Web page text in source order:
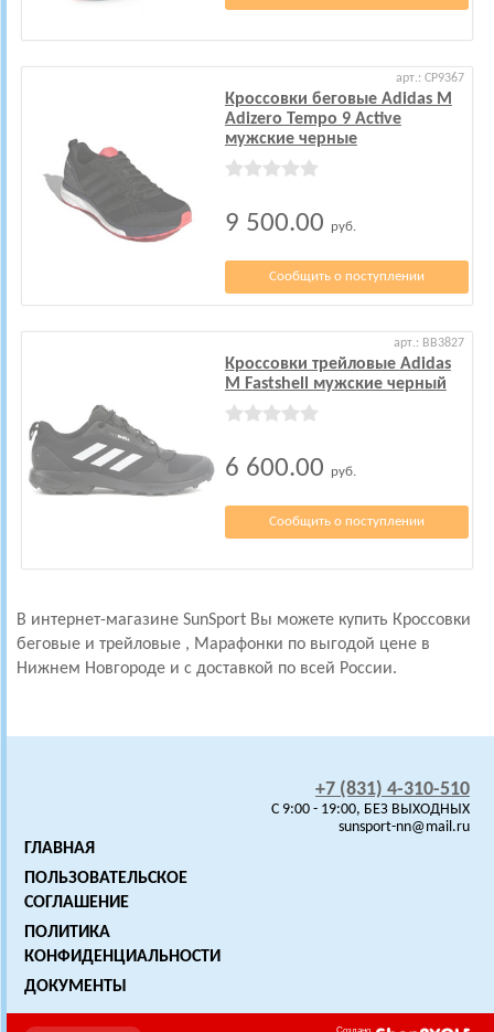
арт.: CP9367
Кроссовки беговые Adidas M
Adizero Tempo 9 Active
мужские черные
9 500.00 руб.
Сообщить о поступлении
арт.: BB3827
Кроссовки трейловые Adidas
M Fastshell мужские черный
6 600.00 руб.
Сообщить о поступлении
В интернет-магазине SunSport Вы можете купить Кроссовки
беговые и трейловые , Марафонки по выгодой цене в
Нижнем Новгороде и с доставкой по всей России.
+7 (831) 4-310-510
C 9:00 - 19:00, БЕЗ ВЫХОДНЫХ
sunsport-nn@mail.ru
ГЛАВНАЯ
ПОЛЬЗОВАТЕЛЬСКОЕ
СОГЛАШЕНИЕ
ПОЛИТИКА
КОНФИДЕНЦИАЛЬНОСТИ
ДОКУМЕНТЫ